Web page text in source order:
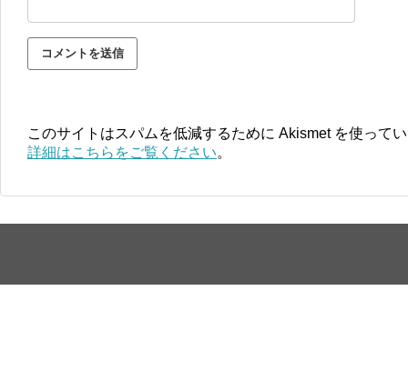
このサイトはスパムを低減するために Akismet を使って
詳細はこちらをご覧ください。